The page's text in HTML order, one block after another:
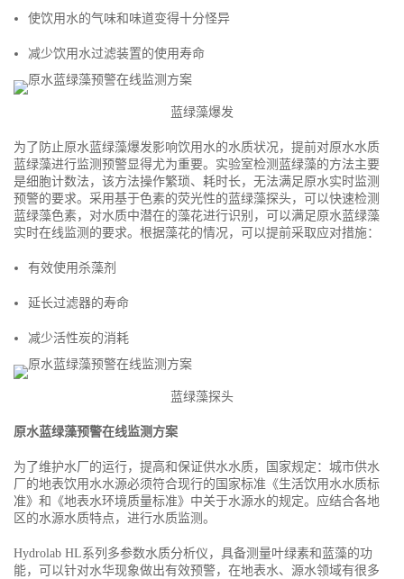
使饮用水的气味和味道变得十分怪异
减少饮用水过滤装置的使用寿命
蓝绿藻爆发
为了防止原水蓝绿藻爆发影响饮用水的水质状况，提前对原水水质
蓝绿藻进行监测预警显得尤为重要。实验室检测蓝绿藻的方法主要
是细胞计数法，该方法操作繁琐、耗时长，无法满足原水实时监测
预警的要求。采用基于色素的荧光性的蓝绿藻探头，可以快速检测
蓝绿藻色素，对水质中潜在的藻花进行识别，可以满足原水蓝绿藻
实时在线监测的要求。根据藻花的情况，可以提前采取应对措施：
有效使用杀藻剂
延长过滤器的寿命
减少活性炭的消耗
蓝绿藻探头
原水蓝绿藻预警在线监测方案
为了维护水厂的运行，提高和保证供水水质，国家规定：城市供水
厂的地表饮用水水源必须符合现行的国家标准《生活饮用水水质标
准》和《地表水环境质量标准》中关于水源水的规定。应结合各地
区的水源水质特点，进行水质监测。
Hydrolab HL系列多参数水质分析仪，具备测量叶绿素和蓝藻的功
能，可以针对水华现象做出有效预警，在地表水、源水领域有很多